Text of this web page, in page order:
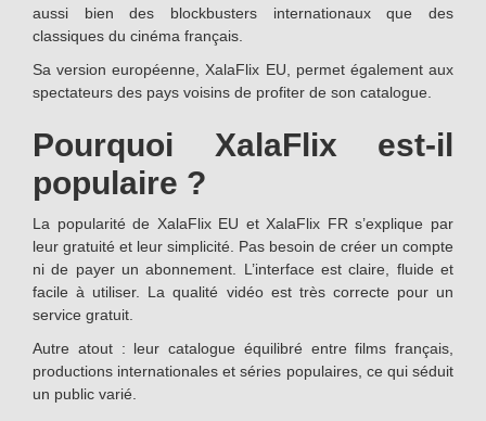
aussi bien des blockbusters internationaux que des
classiques du cinéma français.
Sa version européenne, XalaFlix EU, permet également aux
spectateurs des pays voisins de profiter de son catalogue.
Pourquoi XalaFlix est-il
populaire ?
La popularité de XalaFlix EU et XalaFlix FR s’explique par
leur gratuité et leur simplicité. Pas besoin de créer un compte
ni de payer un abonnement. L’interface est claire, fluide et
facile à utiliser. La qualité vidéo est très correcte pour un
service gratuit.
Autre atout : leur catalogue équilibré entre films français,
productions internationales et séries populaires, ce qui séduit
un public varié.